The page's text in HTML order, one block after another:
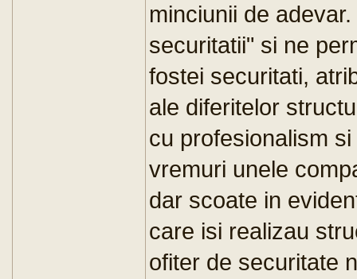
minciunii de
securitatii" si ne
fostei securitati,
ale diferitelor
cu profesionalism
vremuri unele
dar scoate in
care isi realizau
ofiter de securitate